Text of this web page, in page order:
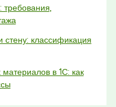
требования,
стену: классификация
в 1С: как